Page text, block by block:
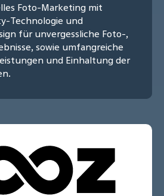
Foto-Marketing mit
Technologie und
für unvergessliche Foto-,
sowie umfangreiche
und Einhaltung der